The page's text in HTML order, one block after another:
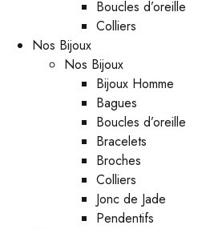
Boucles d’oreille
Colliers
Nos Bijoux
Nos Bijoux
Bijoux Homme
Bagues
Boucles d’oreille
Bracelets
Broches
Colliers
Jonc de Jade
Pendentifs